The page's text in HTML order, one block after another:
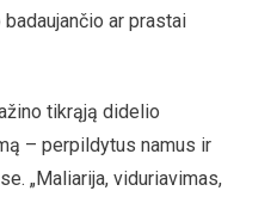
ar prastai
tikrąją didelio
– perpildytus namus ir
„Maliarija, viduriavimas,